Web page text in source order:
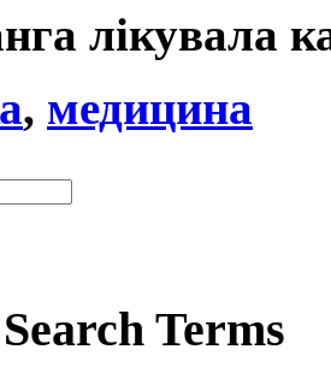
лікувала
, медицина
Terms